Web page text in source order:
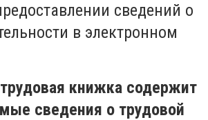
сведений о
в электронном
книжка содержит
сведения о трудовой